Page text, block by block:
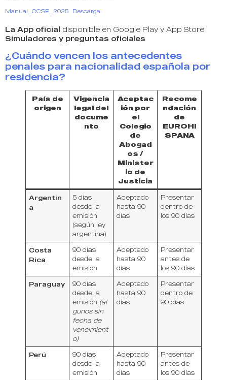
Manual_CCSE_2025 Descarga
La App oficial disponible en Google Play y App Store
Simuladores y preguntas oficiales
¿Cuándo vencen los antecedentes
penales para nacionalidad española por
residencia?
País de
origen
Vigencia
legal del
docume
nto
Aceptac
ión por
el
Colegio
de
Abogad
os /
Minister
io de
Justicia
Recome
ndación
de
EUROHI
SPANA
Argentin
a
5 días
desde la
emisión
(según ley
argentina)
Aceptado
hasta 90
días
Presentar
dentro de
los 90 días
Costa
Rica
90 días
desde la
emisión
Aceptado
hasta 90
días
Presentar
antes de
los 90 días
Paraguay
90 días
desde la
emisión (al
gunos sin
fecha de
vencimient
o)
Aceptado
hasta 90
días
Presentar
dentro de
90 días
Perú
90 días
desde la
emisión
Aceptado
hasta 90
días
Presentar
antes de
los 90 días